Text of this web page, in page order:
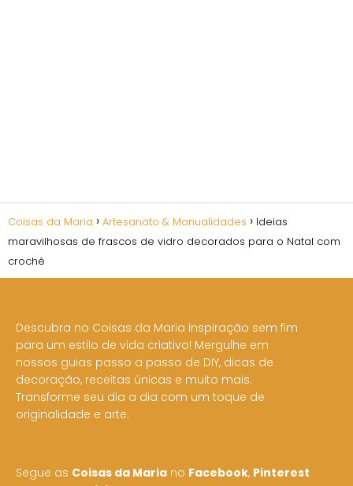
Coisas da Maria Artesanato & Manualidades
Ideias
maravilhosas de frascos de vidro decorados para o Natal com
crochê
Descubra no Coisas da Maria inspiração sem fim
para um estilo de vida criativo! Mergulhe em
nossos guias passo a passo de DIY, dicas de
decoração, receitas únicas e muito mais.
Transforme seu dia a dia com um toque de
originalidade e arte.
Segue as Coisas da Maria no Facebook, Pinterest